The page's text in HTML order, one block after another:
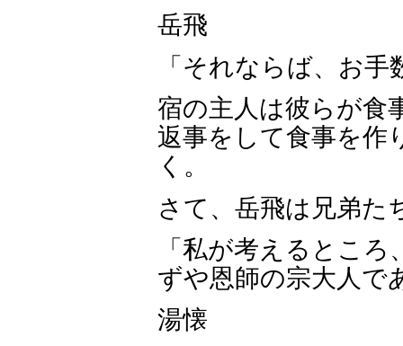
岳飛
「それならば、お
宿の主人は彼らが食
返事をして食事を作
く。
さて、岳飛は兄弟た
「私が考えるとこ
ずや恩師の宗大人で
湯懐